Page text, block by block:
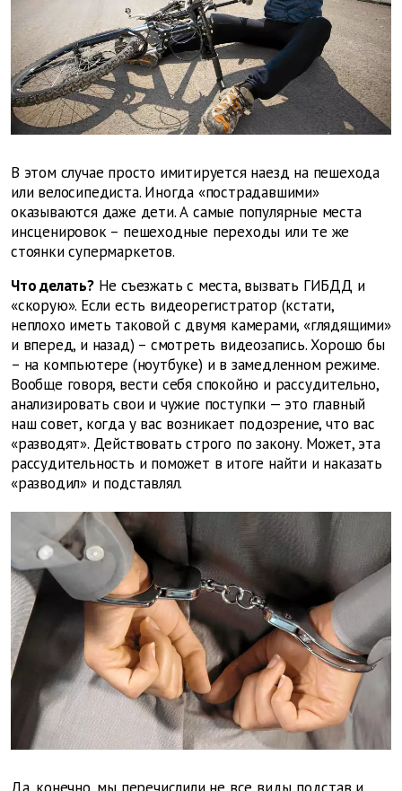
В этом случае просто имитируется наезд на пешехода
или велосипедиста. Иногда «пострадавшими»
оказываются даже дети. А самые популярные места
инсценировок – пешеходные переходы или те же
стоянки супермаркетов.
Что делать?Не съезжать с места, вызвать ГИБДД и
«скорую». Если есть видеорегистратор (кстати,
неплохо иметь таковой с двумя камерами, «глядящими»
и вперед, и назад) – смотреть видеозапись. Хорошо бы
– на компьютере (ноутбуке) и в замедленном режиме.
Вообще говоря, вести себя спокойно и рассудительно,
анализировать свои и чужие поступки — это главный
наш совет, когда у вас возникает подозрение, что вас
«разводят». Действовать строго по закону. Может, эта
рассудительность и поможет в итоге найти и наказать
«разводил» и подставлял.